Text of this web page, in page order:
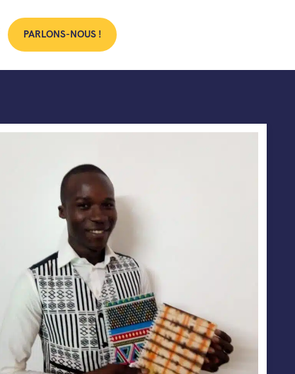
PARLONS-NOUS !